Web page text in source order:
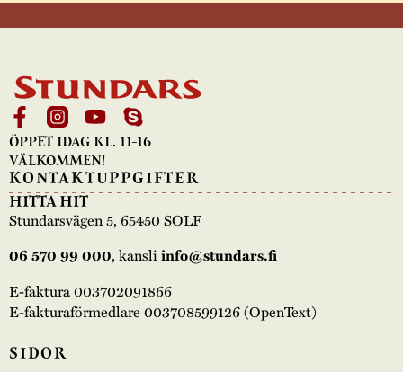
ÖPPET IDAG KL. 11-16
VÄLKOMMEN!
KONTAKTUPPGIFTER
HITTA HIT
Stundarsvägen 5, 65450 SOLF
06 570 99 000, kansliinfo@stundars.fi
E-faktura 003702091866
E-fakturaförmedlare 003708599126 (OpenText)
SIDOR